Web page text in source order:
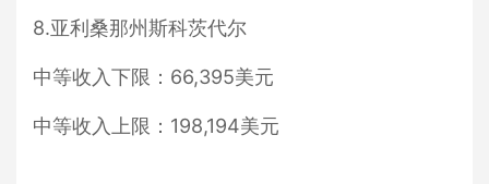
8.亚利桑那州斯科茨代尔
中等收入下限：66,395美元
中等收入上限：198,194美元